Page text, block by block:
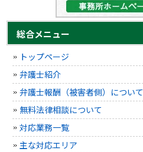
総合メニュー
トップページ
弁護士紹介
弁護士報酬（被害者側）について
無料法律相談について
対応業務一覧
主な対応エリア